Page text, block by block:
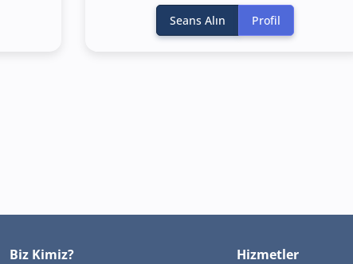
Seans Alın Profil
Biz Kimiz? Hizmetler